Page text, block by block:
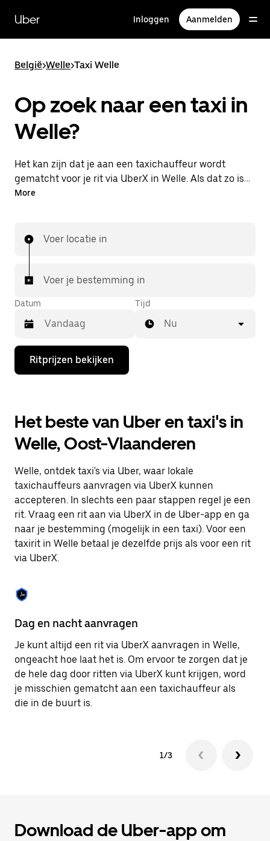
naar
hoofdinhoud
Uber Inloggen Aanmelden
België>Welle>Taxi Welle
Op zoek naar een taxi in
Welle?
Het kan zijn dat je aan een taxichauffeur wordt
gematcht voor je rit via UberX in Welle. Als dat zo is,
profiteer je van dezelfde 24/7 beschikbaarheid en
More
Voer locatie in
Voer je bestemming in
Datum
Druk
de
de
agenda
te
openen
een
datum
selecteren.
Druk
op
Escape
om
de
sluiten.
Tijd
Nu
Ritprijzen bekijken
Het beste van Uber en taxi's in
Welle, Oost-Vlaanderen
Welle, ontdek taxi's via Uber, waar lokale
taxichauffeurs aanvragen via UberX kunnen
accepteren. In slechts een paar stappen regel je een
rit. Vraag een rit aan via UberX in de Uber-app en ga
naar je bestemming (mogelijk in een taxi). Voor een
taxirit in Welle betaal je dezelfde prijs als voor een rit
via UberX.
Dag en nacht aanvragen
Je kunt altijd een rit via UberX aanvragen in Welle,
ongeacht hoe laat het is. Om ervoor te zorgen dat je
de hele dag door ritten via UberX kunt krijgen, word
je misschien gematcht aan een taxichauffeur als
die in de buurt is.
1/3
Download de Uber-app om